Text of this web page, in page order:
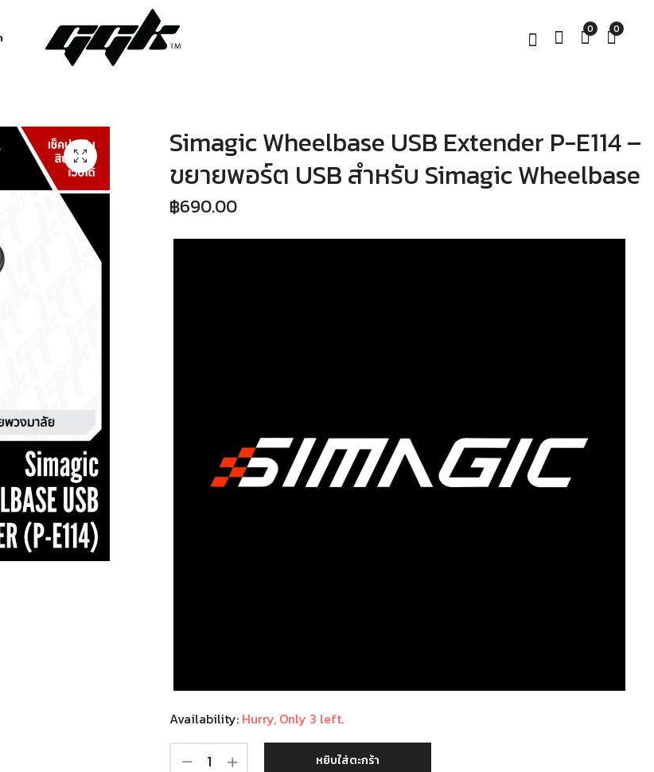
0 0
Simagic Motor Shaft
Extender 20CM (E-
20CM) – ขยายระยะ
พวงมาลัยสำหรับ
฿ 1,980.00
Simagic P-WMT
Wheel Mount – ขาตั้ง
พวงมาลัยซิมเรซซิ่ง
CNC อลูมิเนียม พร้อม
฿290.00
Simagic Wheelbase USB Extender P-E114 –
ขยายพอร์ต USB สำหรับ Simagic Wheelbase
฿690.00
Availability: Hurry, Only 3 left.
หยิบใส่ตะกร้า